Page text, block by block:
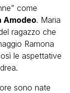
come
Amodeo. Maria
ragazzo che
Ramona
le aspettative
sono nate